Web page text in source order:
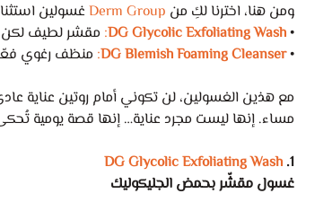
ومن هنا، اخترنا لكِ من Derm Groupغسولين
•
DG Glycolic Exfoliating Wash
: مقشر لطيف لكن
•
DG Blemish Foaming Cleanser
: منظف رغوي
مع هذين الغسولين، لن تكوني أمام روتين عناية
مساء. إنها ليست مجرد عناية… إنها قصة يومية
1.
DG Glycolic Exfoliating Wash
غسول مقشّر بحمض الجليكوليك